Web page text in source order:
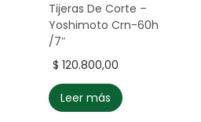
Tijeras De Corte –
Yoshimoto Crn-60h
/7″
$ 120.800,00
Leer más